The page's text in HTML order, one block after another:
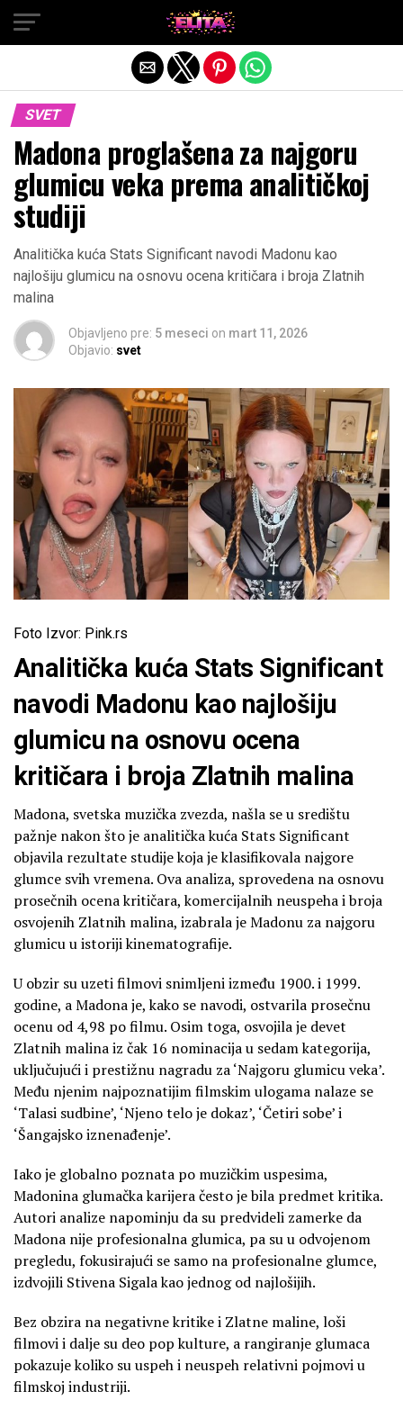
SVET
Madona proglašena za najgoru
glumicu veka prema analitičkoj
studiji
Analitička kuća Stats Significant navodi Madonu kao
najlošiju glumicu na osnovu ocena kritičara i broja Zlatnih
malina
Objavljeno pre: 5 meseci on mart 11, 2026
Objavio: svet
Foto Izvor: Pink.rs
Analitička kuća Stats Significant
navodi Madonu kao najlošiju
glumicu na osnovu ocena
kritičara i broja Zlatnih malina
Madona, svetska muzička zvezda, našla se u središtu
pažnje nakon što je analitička kuća Stats Significant
objavila rezultate studije koja je klasifikovala najgore
glumce svih vremena. Ova analiza, sprovedena na osnovu
prosečnih ocena kritičara, komercijalnih neuspeha i broja
osvojenih Zlatnih malina, izabrala je Madonu za najgoru
glumicu u istoriji kinematografije.
U obzir su uzeti filmovi snimljeni između 1900. i 1999.
godine, a Madona je, kako se navodi, ostvarila prosečnu
ocenu od 4,98 po filmu. Osim toga, osvojila je devet
Zlatnih malina iz čak 16 nominacija u sedam kategorija,
uključujući i prestižnu nagradu za ‘Najgoru glumicu veka’.
Među njenim najpoznatijim filmskim ulogama nalaze se
‘Talasi sudbine’, ‘Njeno telo je dokaz’, ‘Četiri sobe’ i
‘Šangajsko iznenađenje’.
Iako je globalno poznata po muzičkim uspesima,
Madonina glumačka karijera često je bila predmet kritika.
Autori analize napominju da su predvideli zamerke da
Madona nije profesionalna glumica, pa su u odvojenom
pregledu, fokusirajući se samo na profesionalne glumce,
izdvojili Stivena Sigala kao jednog od najlošijih.
Bez obzira na negativne kritike i Zlatne maline, loši
filmovi i dalje su deo pop kulture, a rangiranje glumaca
pokazuje koliko su uspeh i neuspeh relativni pojmovi u
filmskoj industriji.
Exit mobile version